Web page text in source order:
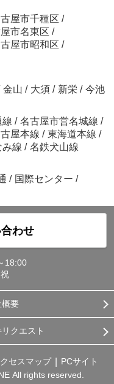
屋市千種区 /
市名東区 /
屋市昭和区 /
金山 / 大須 / 新栄 / 今池
線 / 名古屋市営名城線 /
屋本線 / 東海道本線 /
線 / 名鉄犬山線
/ 国際センター /
わせ
18:00
概要
クエスト
セスマップ
PCサイト
All rights reserved.